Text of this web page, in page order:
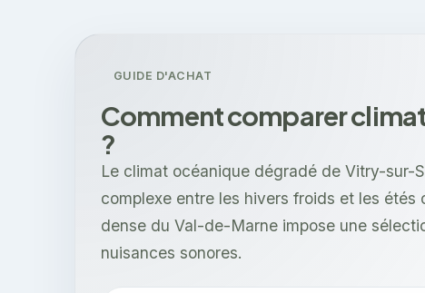
GUIDE D'ACHAT
Comment comparer
?
Le climat océanique dégradé de Vitry-sur-
complexe entre les hivers froids et les étés
dense du Val-de-Marne impose une
nuisances sonores.